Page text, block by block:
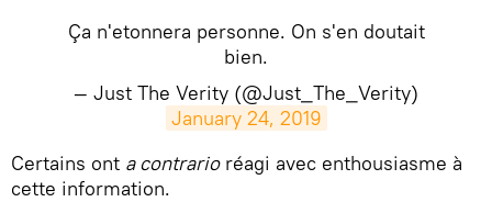
Ça n'etonnera personne. On s'en doutait
bien.
— Just The Verity (@Just_The_Verity)
January 24, 2019
Certains ont a contrarioréagi avec enthousiasme à
cette information.